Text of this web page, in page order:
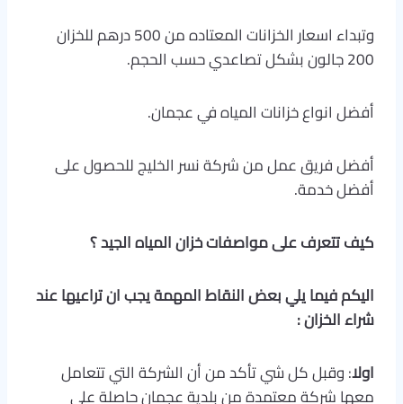
وتبداء اسعار الخزانات المعتاده من 500 درهم للخزان
200 جالون بشكل تصاعدي حسب الحجم.
أفضل انواع خزانات المياه في عجمان.
أفضل فريق عمل من شركة نسر الخليج للحصول على
أفضل خدمة.
كيف تتعرف على مواصفات خزان المياه الجيد ؟
اليكم فيما يلي بعض النقاط المهمة يجب ان تراعيها عند
شراء الخزان:
اولا: وقبل كل شي تأكد من أن الشركة التي تتعامل
معها شركة معتمدة من بلدية عجمان حاصلة على